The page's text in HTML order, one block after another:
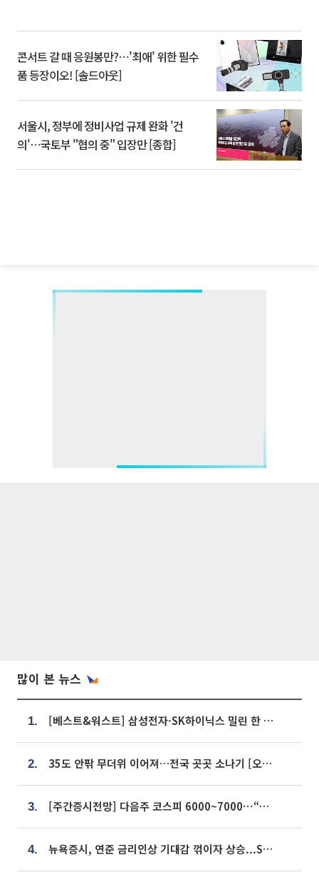
콘서트 갈 때 응원봉만?⋯'최애' 위한 필수
품 등장이오! [솔드아웃]
서울시, 정부에 정비사업 규제 완화 '건
의'⋯국토부 "협의 중" 입장만 [종합]
많이 본 뉴스
1. [베스트&워스트] 삼성전자·SK하이닉스 밀린 한 주…상상인증권은 85% 급등
2. 35도 안팎 무더위 이어져…전국 곳곳 소나기 [오늘 날씨]
3. [주간증시전망] 다음주 코스피 6000~7000⋯“外人 수급은 정책이 변수”
4. 뉴욕증시, 연준 금리인상 기대감 꺾이자 상승...S&P500 사상 최고치 [종합]